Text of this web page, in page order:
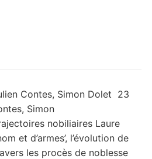
Contes, Simon Dolet 23
Simon
nobiliaires Laure
et d’armes’, l’évolution de
les procès de noblesse